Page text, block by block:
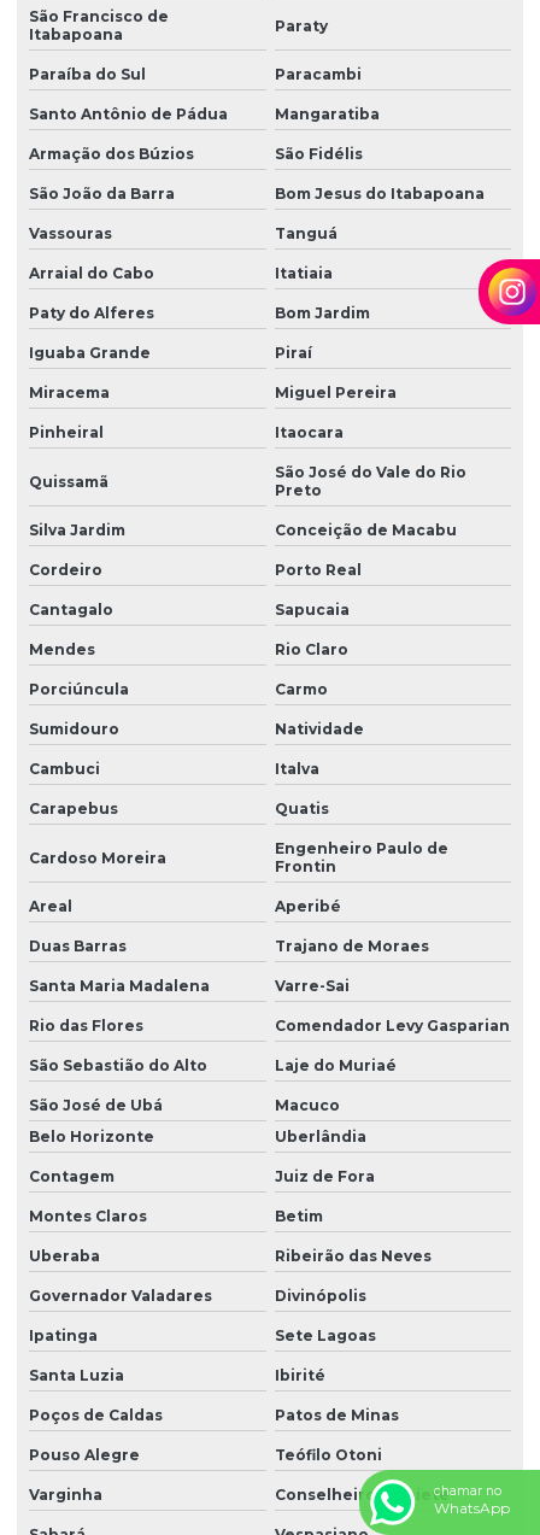
São Francisco de
Itabapoana
Paraty
Paraíba do Sul Paracambi
Santo Antônio de Pádua Mangaratiba
Armação dos Búzios São Fidélis
São João da Barra Bom Jesus do Itabapoana
Vassouras Tanguá
Arraial do Cabo Itatiaia
Paty do Alferes Bom Jardim
Iguaba Grande Piraí
Miracema Miguel Pereira
Pinheiral Itaocara
Quissamã
São José do Vale do Rio
Preto
Silva Jardim Conceição de Macabu
Cordeiro Porto Real
Cantagalo Sapucaia
Mendes Rio Claro
Porciúncula Carmo
Sumidouro Natividade
Cambuci Italva
Carapebus Quatis
Cardoso Moreira
Engenheiro Paulo de
Frontin
Areal Aperibé
Duas Barras Trajano de Moraes
Santa Maria Madalena Varre-Sai
Rio das Flores Comendador Levy Gasparian
São Sebastião do Alto Laje do Muriaé
São José de Ubá
Macuco
Belo Horizonte
Uberlândia
Contagem Juiz de Fora
Montes Claros Betim
Uberaba Ribeirão das Neves
Governador Valadares Divinópolis
Ipatinga Sete Lagoas
Santa Luzia Ibirité
Poços de Caldas Patos de Minas
Pouso Alegre Teófilo Otoni
Varginha Conselheiro Lafaietechamar no
WhatsApp